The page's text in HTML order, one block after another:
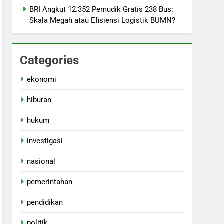
BRI Angkut 12.352 Pemudik Gratis 238 Bus:
Skala Megah atau Efisiensi Logistik BUMN?
Categories
ekonomi
hiburan
hukum
investigasi
nasional
pemerintahan
pendidikan